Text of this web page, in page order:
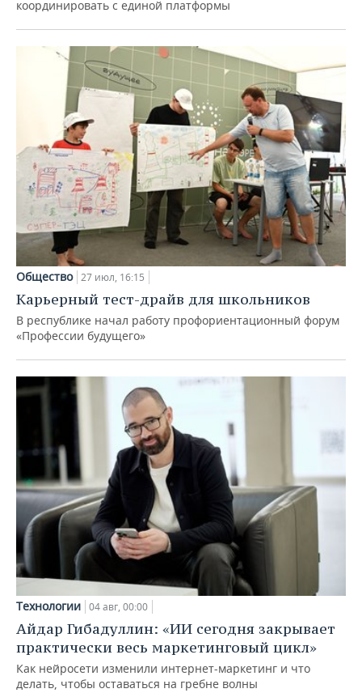
координировать с единой платформы
Общество 27 июл, 16:15
Карьерный тест-драйв для школьников
В республике начал работу профориентационный форум
«Профессии будущего»
Технологии 04 авг, 00:00
Айдар Гибадуллин: «ИИ сегодня закрывает
практически весь маркетинговый цикл»
Как нейросети изменили интернет-маркетинг и что
делать, чтобы оставаться на гребне волны